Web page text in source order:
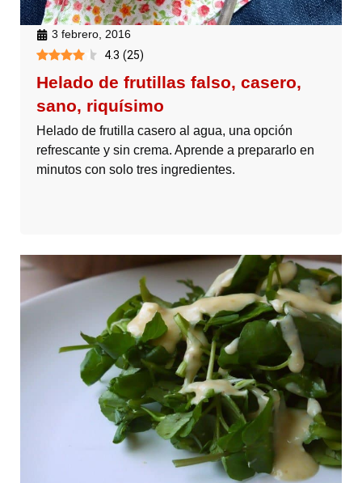
3 febrero, 2016
4.3 (25)
Helado de frutillas falso, casero,
sano, riquísimo
Helado de frutilla casero al agua, una opción
refrescante y sin crema. Aprende a prepararlo en
minutos con solo tres ingredientes.